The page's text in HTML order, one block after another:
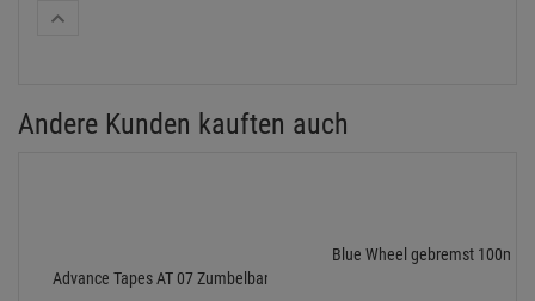
Andere Kunden kauften auch
Advance Tapes AT 07 Zumbelband 19mm/20m schwarz
Blue Wheel gebremst